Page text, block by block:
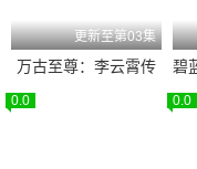
更新至第03集
万古至尊：李云霄传
0.0 0.0